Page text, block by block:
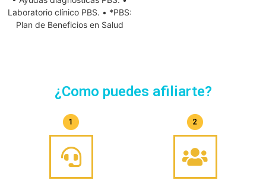
Laboratorio clínico PBS. • *PBS:
Plan de Beneficios en Salud
¿Como puedes afiliarte?